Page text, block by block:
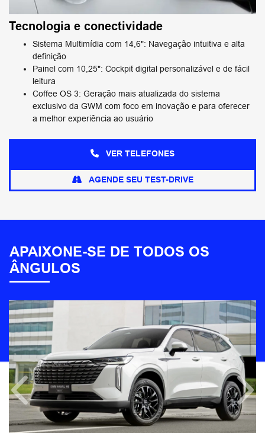
Tecnologia e conectividade
Sistema Multimídia com 14,6": Navegação intuitiva e alta
definição
Painel com 10,25": Cockpit digital personalizável e de fácil
leitura
Coffee OS 3: Geração mais atualizada do sistema
exclusivo da GWM com foco em inovação e para oferecer
a melhor experiência ao usuário
VER TELEFONES
AGENDE SEU TEST-DRIVE
APAIXONE-SE DE TODOS OS
ÂNGULOS
Anterior